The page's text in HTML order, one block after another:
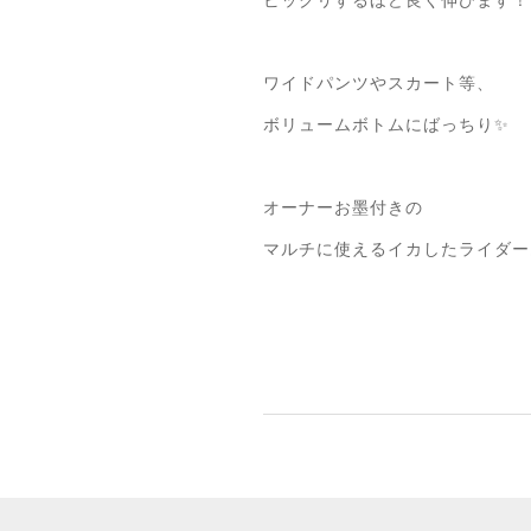
ワイドパンツやスカート等、
ボリュームボトムにばっちり✨
オーナーお墨付きの
マルチに使えるイカしたライダ